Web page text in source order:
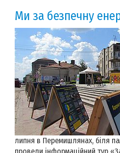
Ми за безпечну
липня в Перемишлянах, біля
провели інформаційний тур